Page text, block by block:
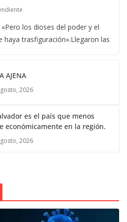
los dioses del poder y el
haya trasfiguración».Llegaron las
AJENA
2026
es el país que menos
económicamente en la región.
2026